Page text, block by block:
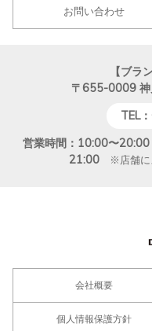
お問い合わせ
【ブラ
〒655-0009
TEL
営業時間：10:00〜
21:00※店舗によ
会社概要
個人情報保護方針